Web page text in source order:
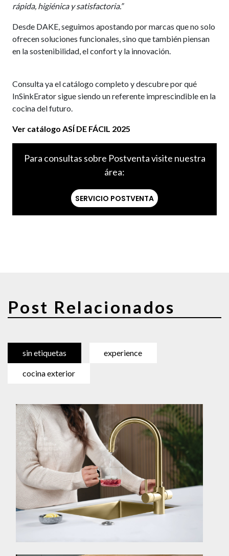
rápida, higiénica y satisfactoria.”
Desde DAKE, seguimos apostando por marcas que no solo
ofrecen soluciones funcionales, sino que también piensan
en la sostenibilidad, el confort y la innovación.
Consulta ya el catálogo completo y descubre por qué
InSinkErator sigue siendo un referente imprescindible en la
cocina del futuro.
Ver catálogo ASÍ DE FÁCIL 2025
Para consultas sobre Postventa visite nuestra
área:
SERVICIO POSTVENTA
Post Relacionados
sin etiquetas experience
cocina exterior